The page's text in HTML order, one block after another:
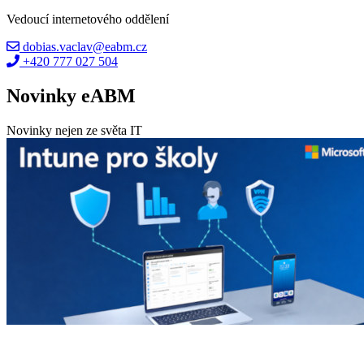
Vedoucí internetového oddělení
dobias.vaclav@eabm.cz
+420 777 027 504
Novinky eABM
Novinky nejen ze světa IT